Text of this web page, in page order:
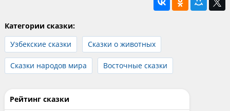
Категории сказки:
Узбекские сказки
Сказки о животных
Сказки народов мира Восточные сказки
Рейтинг сказки